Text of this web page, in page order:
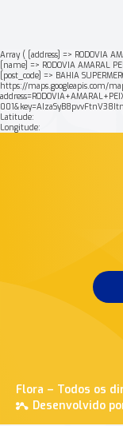
Array ( [address] => RODOVIA
[name] => RODOVIA AMARAL
[post_code] => BAHIA
https://maps.googleapis.com/
Latitude:
Longitude:
Flora – Todos os
Desenvolvido
Mais buscados:
Nossa história